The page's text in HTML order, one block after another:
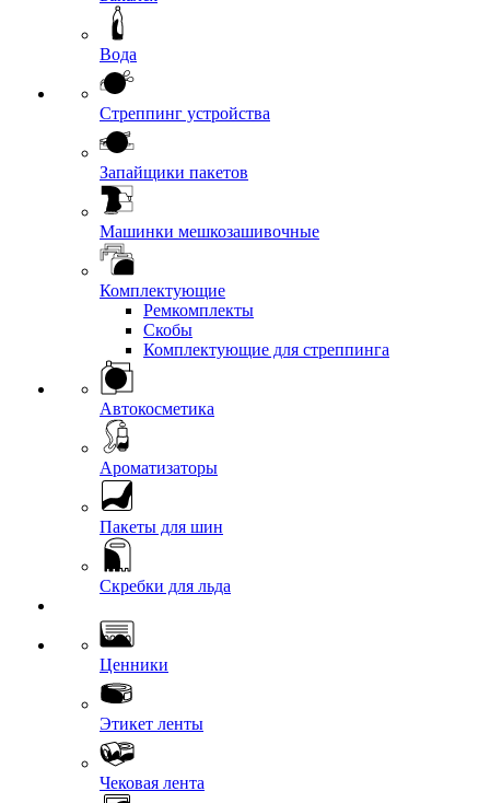
Вода
Стреппинг устройства
Запайщики пакетов
Машинки мешкозашивочные
Комплектующие
Ремкомплекты
Скобы
Комплектующие для стреппинга
Автокосметика
Ароматизаторы
Пакеты для шин
Скребки для льда
Ценники
Этикет ленты
Чековая лента